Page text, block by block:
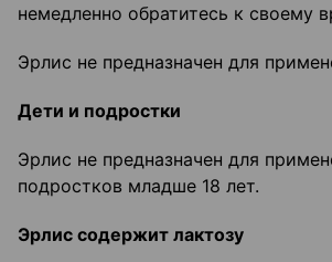
немедленно обратитесь к своему
Эрлис не предназначен для
Дети и подростки
Эрлис не предназначен для
подростков младше 18 лет.
Эрлис содержит лактозу